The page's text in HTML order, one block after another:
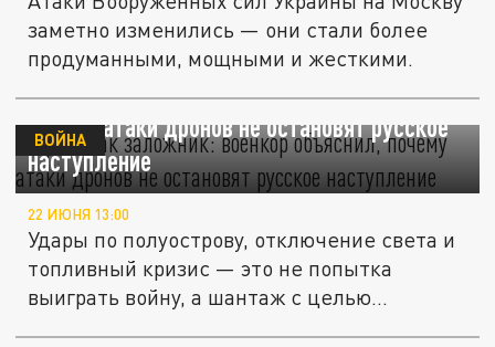
заметно изменились — они стали более
продуманными, мощными и жесткими.
Крым как заложник: военкор объяснил,
почему атаки дронов не остановят русское
наступление
ВОЙНА
22 ИЮНЯ 13:00
Удары по полуострову, отключение света и
топливный кризис — это не попытка
выиграть войну, а шантаж с целью...